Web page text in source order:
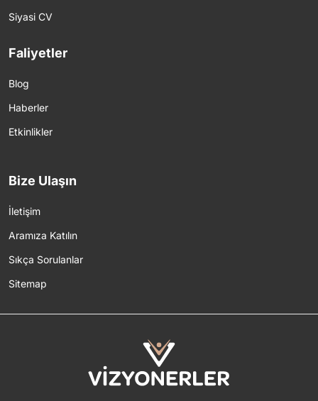
Siyasi CV
Faliyetler
Blog
Haberler
Etkinlikler
Bize Ulaşın
İletişim
Aramıza Katılın
Sıkça Sorulanlar
Sitemap